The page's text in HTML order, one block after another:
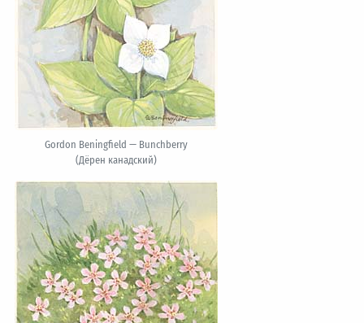
Gordon Beningfield — Bunchberry
(Дёрен канадский)